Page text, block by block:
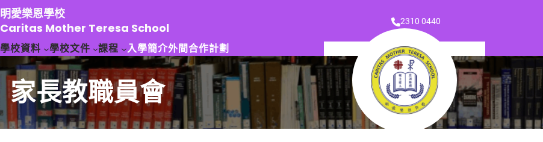
跳
至
主
要
容
明愛樂恩學校
Caritas Mother Teresa School
2310 0440
學校資料 學校文件 課程 入學簡介外間合作計劃
家長教職員會